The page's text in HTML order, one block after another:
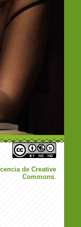
de Creative
Commons.